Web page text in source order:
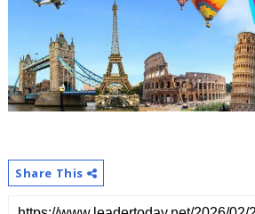
Share This